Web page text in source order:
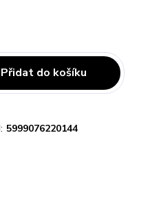
Přidat do košíku
5999076220144